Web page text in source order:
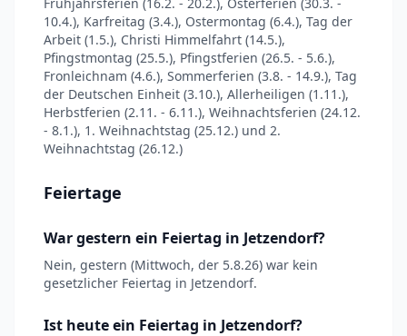
10.4.), Karfreitag (3.4.), Ostermontag (6.4.), Tag der
Arbeit (1.5.), Christi Himmelfahrt (14.5.),
Pfingstmontag (25.5.), Pfingstferien (26.5. - 5.6.),
Fronleichnam (4.6.), Sommerferien (3.8. - 14.9.), Tag
der Deutschen Einheit (3.10.), Allerheiligen (1.11.),
Herbstferien (2.11. - 6.11.), Weihnachtsferien (24.12.
- 8.1.), 1. Weihnachtstag (25.12.) und 2.
Weihnachtstag (26.12.)
Feiertage
War gestern ein Feiertag in Jetzendorf?
Nein, gestern (Mittwoch, der 5.8.26) war kein
gesetzlicher Feiertag in Jetzendorf.
Ist heute ein Feiertag in Jetzendorf?